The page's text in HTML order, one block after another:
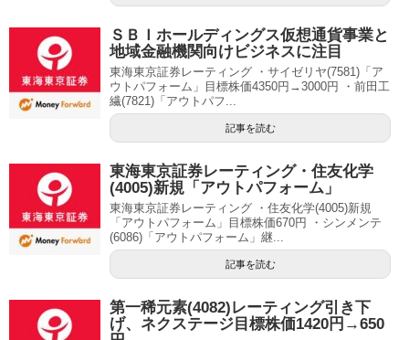
ＳＢＩホールディングス仮想通貨事業と
地域金融機関向けビジネスに注目
東海東京証券レーティング ・サイゼリヤ(7581)「ア
ウトパフォーム」目標株価4350円→3000円 ・前田工
繊(7821)「アウトパフ...
記事を読む
東海東京証券レーティング・住友化学
(4005)新規「アウトパフォーム」
東海東京証券レーティング ・住友化学(4005)新規
「アウトパフォーム」目標株価670円 ・シンメンテ
(6086)「アウトパフォーム」継...
記事を読む
第一稀元素(4082)レーティング引き下
げ、ネクステージ目標株価1420円→650